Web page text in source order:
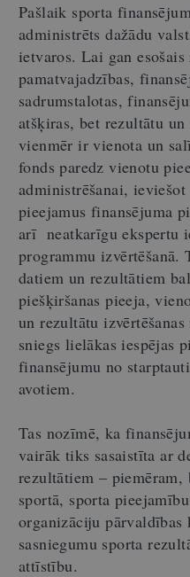
Pašlaik sporta
administrēts dažādu
ietvaros. Lai gan
pamatvajadzības,
sadrumstalotas,
atšķiras, bet rezultātu
vienmēr ir vienota un
fonds paredz vienotu
administrēšanai,
pieejamus finansējuma
arī neatkarīgu ekspertu
programmu izvērtēšanā.
datiem un rezultātiem
piešķiršanas pieeja,
un rezultātu
sniegs lielākas iespējas
finansējumu no
avotiem.
Tas nozīmē, ka
vairāk tiks sasaistīta ar
rezultātiem – piemēram,
sportā, sporta
organizāciju
sasniegumu sporta
attīstību.